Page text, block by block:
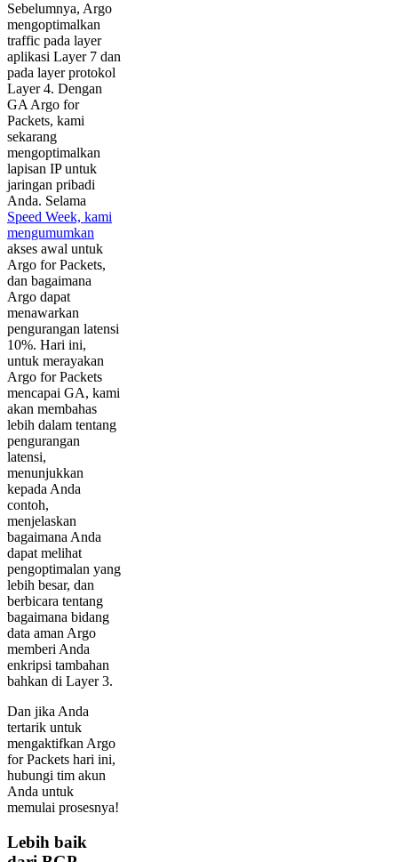
Sebelumnya, Argo
mengoptimalkan
traffic pada layer
aplikasi Layer 7 dan
pada layer protokol
Layer 4. Dengan
GA Argo for
Packets, kami
sekarang
mengoptimalkan
lapisan IP untuk
jaringan pribadi
Anda. Selama
Speed Week, kami
mengumumkan
akses awal untuk
Argo for Packets,
dan bagaimana
Argo dapat
menawarkan
pengurangan latensi
10%. Hari ini,
untuk merayakan
Argo for Packets
mencapai GA, kami
akan membahas
lebih dalam tentang
pengurangan
latensi,
menunjukkan
kepada Anda
contoh,
menjelaskan
bagaimana Anda
dapat melihat
pengoptimalan yang
lebih besar, dan
berbicara tentang
bagaimana bidang
data aman Argo
memberi Anda
enkripsi tambahan
bahkan di Layer 3.
Dan jika Anda
tertarik untuk
mengaktifkan Argo
for Packets hari ini,
hubungi tim akun
Anda untuk
memulai prosesnya!
Lebih baik